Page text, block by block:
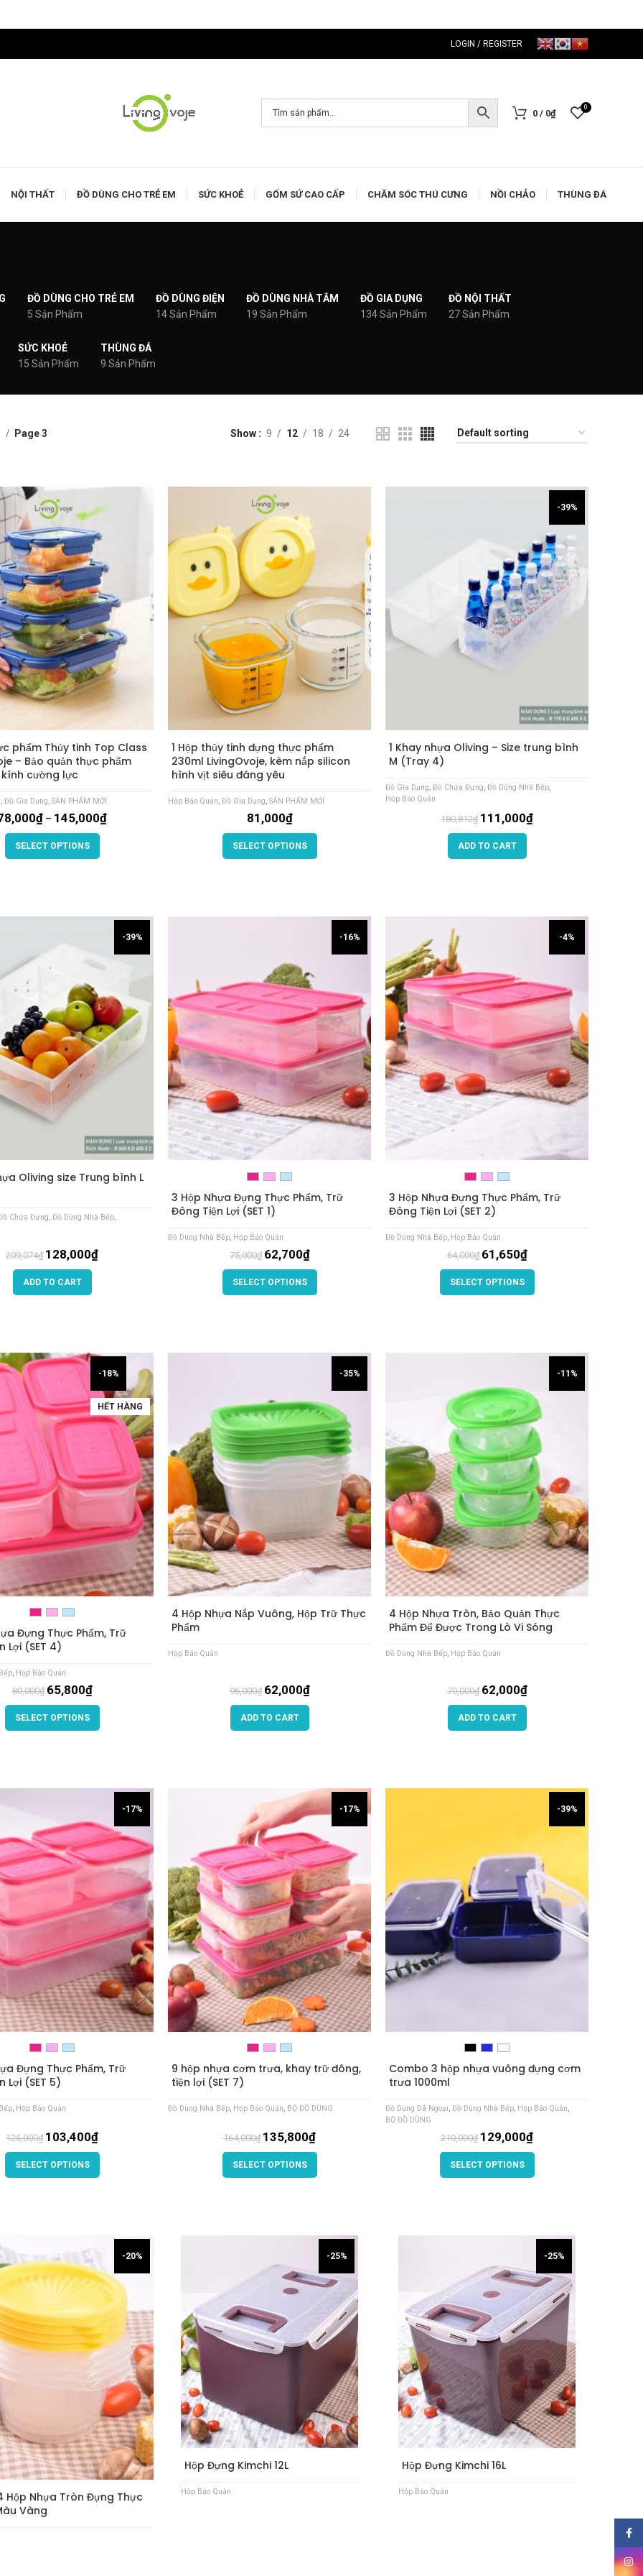
LOGIN / REGISTER
0 / 0₫
0
NỘI THẤT ĐỒ DÙNG CHO TRẺ EM SỨC KHOẺ GỐM SỨ CAO CẤP CHĂM SÓC THÚ CƯNG NỒI CHẢO THÙNG ĐÁ
ĐỒ DÙNG CHO TRẺ EM
5 Sản Phẩm
ĐỒ DÙNG ĐIỆN
14 Sản Phẩm
ĐỒ DÙNG NHÀ TẮM
19 Sản Phẩm
ĐỒ GIA DỤNG
134 Sản Phẩm
ĐỒ NỘI THẤT
27 Sản Phẩm
SỨC KHOẺ
15 Sản Phẩm
THÙNG ĐÁ
9 Sản Phẩm
Page 3 Show 9 12 18 24
phẩm Thủy tinh Top Class
– Bảo quản thực phẩm
kính cường lực
, Đồ Gia Dụng, SẢN PHẨM MỚI
₫ – 145,000₫
SELECT OPTIONS
1 Hộp thủy tinh đựng thực phẩm
230ml LivingOvoje, kèm nắp silicon
hình vịt siêu đáng yêu
Hộp Bảo Quản, Đồ Gia Dụng, SẢN PHẨM MỚI
81,000₫
SELECT OPTIONS
-39%
1 Khay nhựa Oliving – Size trung bình
M (Tray 4)
Đồ Gia Dụng, Đồ Chứa Đựng, Đồ Dùng Nhà Bếp,
Hộp Bảo Quản
180,812₫ 111,000₫
ADD TO CART
-39%
Oliving size Trung bình L
Chứa Đựng, Đồ Dùng Nhà Bếp,
209,074₫ 128,000₫
ADD TO CART
-16%
3 Hộp Nhựa Đựng Thực Phẩm, Trữ
Đông Tiện Lợi (SET 1)
Đồ Dùng Nhà Bếp Hộp Bảo Quản
75,000₫ 62,700₫
SELECT OPTIONS
-4%
3 Hộp Nhựa Đựng Thực Phẩm, Trữ
Đông Tiện Lợi (SET 2)
Đồ Dùng Nhà Bếp Hộp Bảo Quản
64,000₫ 61,650₫
SELECT OPTIONS
-18%
HẾT HÀNG
Đựng Thực Phẩm, Trữ
Lợi (SET 4)
, Hộp Bảo Quản
80,000₫ 65,800₫
SELECT OPTIONS
-35%
4 Hộp Nhựa Nắp Vuông, Hộp Trữ Thực
Phẩm
Hộp Bảo Quản
96,000₫ 62,000₫
ADD TO CART
-11%
4 Hộp Nhựa Tròn, Bảo Quản Thực
Phẩm Để Được Trong Lò Vi Sóng
Đồ Dùng Nhà Bếp, Hộp Bảo Quản
70,000₫ 62,000₫
ADD TO CART
-17%
Đựng Thực Phẩm, Trữ
Lợi (SET 5)
, Hộp Bảo Quản
125,000₫ 103,400₫
SELECT OPTIONS
-17%
9 hộp nhựa cơm trưa, khay trữ đông,
tiện lợi (SET 7)
Đồ Dùng Nhà Bếp, Hộp Bảo Quản, BỘ ĐỒ DÙNG
164,000₫ 135,800₫
SELECT OPTIONS
-39%
Combo 3 hộp nhựa vuông đựng cơm
trưa 1000ml
Đồ Dùng Dã Ngoại, Đồ Dùng Nhà Bếp, Hộp Bảo Quản,
BỘ ĐỒ DÙNG
210,000₫ 129,000₫
SELECT OPTIONS
-20%
Hộp Nhựa Tròn Đựng Thực
Vàng
-25%
Hộp Đựng Kimchi 12L
Hộp Bảo Quản
-25%
Hộp Đựng Kimchi 16L
Hộp Bảo Quản